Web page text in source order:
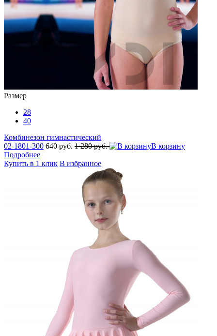
Размер
28
40
Комбинезон гимнастический
02-1801-300 640 руб. 1 280 руб.
В корзину
Подробнее
Купить в 1 клик В избранное